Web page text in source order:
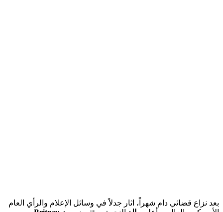
بعد نزاع قضائي دام شهراً، اثار جدلاً في وسائل الإعلام والرأي العام